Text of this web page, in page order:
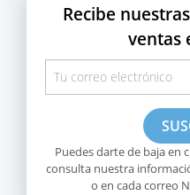
Recibe
ventas
Puedes darte de baja en
consulta nuestra
o en cada correo